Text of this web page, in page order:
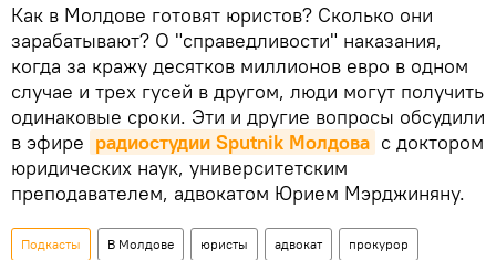
Как в Молдове готовят юристов? Сколько они
зарабатывают? О "справедливости" наказания,
когда за кражу десятков миллионов евро в одном
случае и трех гусей в другом, люди могут получить
одинаковые сроки. Эти и другие вопросы обсудили
в эфире радиостудии Sputnik Молдова с доктором
юридических наук, университетским
преподавателем, адвокатом Юрием Мэрджиняну.
Подкасты В Молдове юристы адвокат прокурор